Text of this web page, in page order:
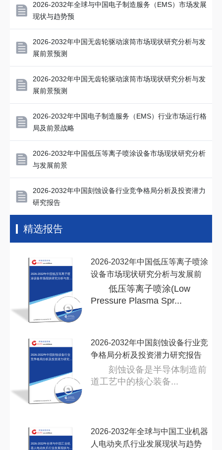
2026-2032年全球与中国电子制造服务（EMS）市场发展
现状与趋势预
2026-2032年中国无齿轮驱动滚筒市场现状研究分析与发
展前景预测
2026-2032年中国无齿轮驱动滚筒市场现状研究分析与发
展前景预测
2026-2032年中国电子制造服务（EMS）行业市场运行格
局及前景战略
2026-2032年中国低压等离子喷涂设备市场现状研究分析
与发展前景
2026-2032年中国刻蚀设备行业竞争格局分析及投资潜力
研究报告
精选报告
2026-2032年中国低压等离子喷
涂设备市场现状研究分析与发展
2026-2032年中国低压等离子喷涂
设备市场现状研究分析与发展前
低压等离子喷涂(Low
Pressure Plasma Spr...
2026-2032年中国刻蚀设备行业
竞争格局分析及投资潜力研究报
2026-2032年中国刻蚀设备行业竞
争格局分析及投资潜力研究报告
刻蚀设备是半导体制造前
道工艺中的核心装备...
2026-2032年全球与中国工业机
器人电动夹爪行业发展现状与趋
2026-2032年全球与中国工业机器
人电动夹爪行业发展现状与趋势